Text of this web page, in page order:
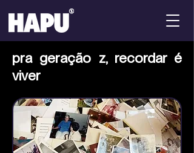
pra geração z, recordar é
viver